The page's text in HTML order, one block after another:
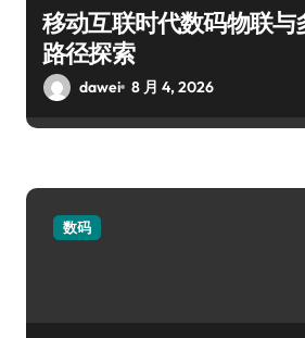
移动互联时代数码物联与
路径探索
dawei 8 月 4, 2026
数码